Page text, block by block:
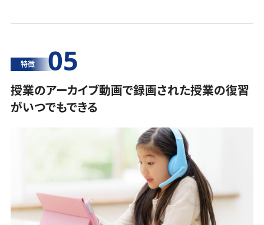
特徴 05
授業のアーカイブ動画で録画された授業の復習
がいつでもできる